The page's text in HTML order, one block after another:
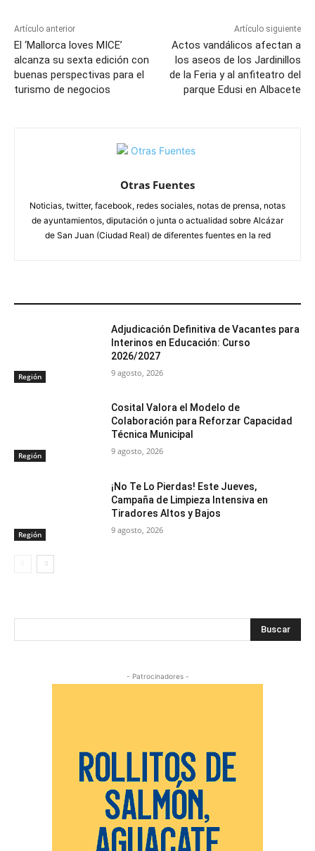
Artículo anterior
El ‘Mallorca loves MICE’
alcanza su sexta edición con
buenas perspectivas para el
turismo de negocios
Artículo siguiente
Actos vandálicos afectan a
los aseos de los Jardinillos
de la Feria y al anfiteatro del
parque Edusi en Albacete
Otras Fuentes
Noticias, twitter, facebook, redes sociales, notas de prensa, notas
de ayuntamientos, diputación o junta o actualidad sobre Alcázar
de San Juan (Ciudad Real) de diferentes fuentes en la red
Región
Adjudicación Definitiva de Vacantes para
Interinos en Educación: Curso
2026/2027
9 agosto, 2026
Región
Cosital Valora el Modelo de
Colaboración para Reforzar Capacidad
Técnica Municipal
9 agosto, 2026
Región
¡No Te Lo Pierdas! Este Jueves,
Campaña de Limpieza Intensiva en
Tiradores Altos y Bajos
9 agosto, 2026
Buscar
- Patrocinadores -